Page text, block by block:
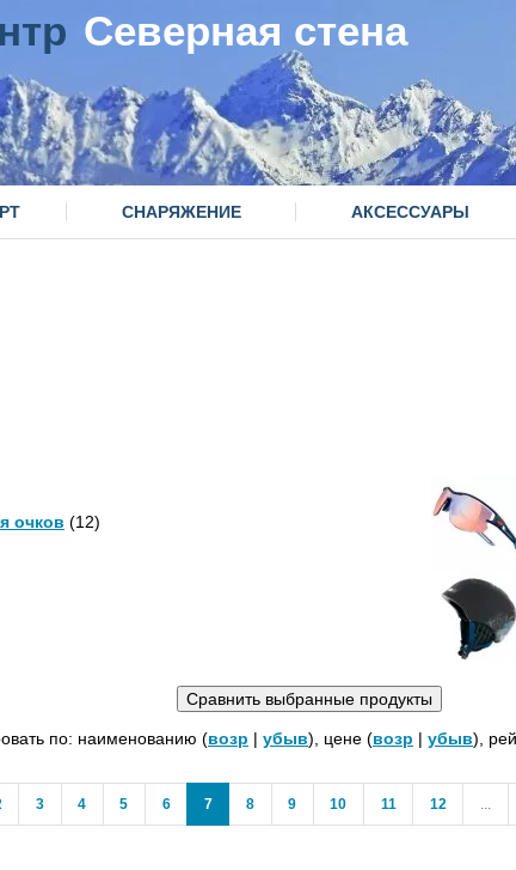
Северная стена
СНАРЯЖЕНИЕ АКСЕССУАРЫ
очков (12)
по: наименованию (возр | убыв), цене (возр | убыв),
3 4 5 6 7(current)
8 9 10 11 12